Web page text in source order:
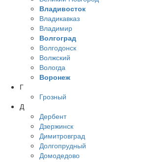
Владивосток
Владикавказ
Владимир
Волгоград
Волгодонск
Волжский
Вологда
Воронеж
Г
Грозный
Д
Дербент
Дзержинск
Димитровград
Долгопрудный
Домодедово